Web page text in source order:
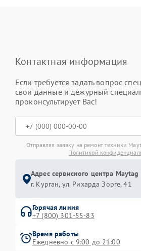
Контактная информация
Если требуется задать вопрос
свои данные и дежурный
проконсультирует Вас!
Отправляя заявку на ремонт техники
Политикой
Адрес сервисного центра Maytag
г. Курган, ул. Рихарда Зорге, 41
Горячая линия
+7 (800) 301-55-83
Время работы
Ежедневно с 9:00 до 21:00